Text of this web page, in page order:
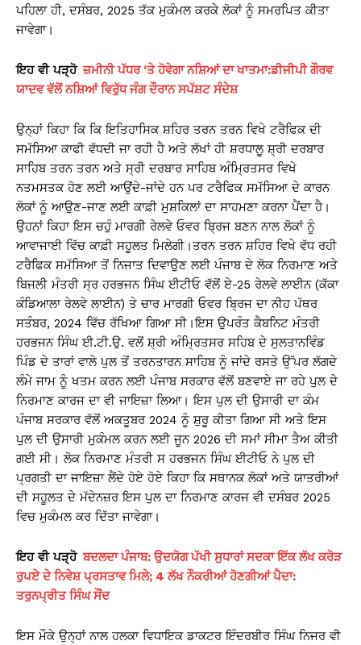
ਪਹਿਲਾ ਹੀ, ਦਸੰਬਰ, 2025 ਤੱਕ ਮੁਕੰਮਲ ਕਰਕੇ ਲੋਕਾਂ ਨੂੰ ਸਮਰਪਿਤ ਕੀਤਾ
ਜਾਵੇਗਾ।
ਇਹ ਵੀ ਪੜ੍ਹੋ ਜ਼ਮੀਨੀ ਪੱਧਰ ‘ਤੇ ਹੋਵੇਗਾ ਨਸ਼ਿਆਂ ਦਾ ਖਾਤਮਾ:ਡੀਜੀਪੀ ਗੌਰਵ
ਯਾਦਵ ਵੱਲੋਂ ਨਸ਼ਿਆਂ ਵਿਰੁੱਧ ਜੰਗ ਦੌਰਾਨ ਸਪੱਸ਼ਟ ਸੰਦੇਸ਼
ਉਨ੍ਹਾਂ ਕਿਹਾ ਕਿ ਕਿ ਇਤਿਹਾਸਿਕ ਸ਼ਹਿਰ ਤਰਨ ਤਰਨ ਵਿਖੇ ਟਰੈਫਿਕ ਦੀ
ਸਮੱਸਿਆ ਕਾਫੀ ਵੱਧਦੀ ਜਾ ਰਹੀ ਹੈ ਅਤੇ ਲੱਖਾਂ ਹੀ ਸ਼ਰਧਾਲੂ ਸ਼੍ਰੀ ਦਰਬਾਰ
ਸਾਹਿਬ ਤਰਨ ਤਰਨ ਅਤੇ ਸ੍ਰੀ ਦਰਬਾਰ ਸਾਹਿਬ ਅੰਮ੍ਰਿਤਸਰ ਵਿਖੇ
ਨਤਮਸਤਕ ਹੋਣ ਲਈ ਆਉਂਦੇ-ਜਾਂਦੇ ਹਨ ਪਰ ਟਰੈਫਿਕ ਸਮੱਸਿਆ ਦੇ ਕਾਰਨ
ਲੋਕਾਂ ਨੂੰ ਆਉਣ-ਜਾਣ ਲਈ ਕਾਫ਼ੀ ਮੁਸ਼ਕਿਲਾਂ ਦਾ ਸਾਹਮਣਾ ਕਰਨਾ ਪੈਂਦਾ ਹੈ।
ਉਹਨਾਂ ਕਿਹਾ ਇਸ ਚਹੁੰ ਮਾਰਗੀ ਰੇਲਵੇ ਓਵਰ ਬ੍ਰਿਜ ਬਣਨ ਨਾਲ ਲੋਕਾਂ ਨੂੰ
ਆਵਾਜਾਈ ਵਿੱਚ ਕਾਫ਼ੀ ਸਹੂਲਤ ਮਿਲੇਗੀ।ਤਰਨ ਤਰਨ ਸ਼ਹਿਰ ਵਿਖੇ ਵੱਧ ਰਹੀ
ਟਰੈਫਿਕ ਸਮੱਸਿਆ ਤੋਂ ਨਿਜਾਤ ਦਿਵਾਉਣ ਲਈ ਪੰਜਾਬ ਦੇ ਲੋਕ ਨਿਰਮਾਣ ਅਤੇ
ਬਿਜਲੀ ਮੰਤਰੀ ਸ੍ਰ ਹਰਭਜਨ ਸਿੰਘ ਈਟੀਓ ਵੱਲੋਂ ਏ-25 ਰੇਲਵੇ ਲਾਈਨ (ਕੱਕਾ
ਕੰਡਿਆਲਾ ਰੇਲਵੇ ਲਾਈਨ) ਤੇ ਚਾਰ ਮਾਰਗੀ ਓਵਰ ਬ੍ਰਿਜ ਦਾ ਨੀਹ ਪੱਥਰ
ਸਤੰਬਰ, 2024 ਵਿੱਚ ਰੱਖਿਆ ਗਿਆ ਸੀ।ਇਸ ਉਪਰੰਤ ਕੈਬਨਿਟ ਮੰਤਰੀ
ਹਰਭਜਨ ਸਿੰਘ ਈ.ਟੀ.ਉ. ਵਲੋਂ ਸ਼੍ਰੀ ਅੰਮ੍ਰਿਤਸਰ ਸਹਿਬ ਦੇ ਸੁਲਤਾਨਵਿੰਡ
ਪਿੰਡ ਦੇ ਤਾਰਾਂ ਵਾਲੇ ਪੁਲ ਤੋਂ ਤਰਨਤਾਰਨ ਸਾਹਿਬ ਨੂੰ ਜਾਂਦੇ ਰਸਤੇ ਉੱਪਰ ਲੱਗਦੇ
ਲੰਮੇ ਜਾਮ ਨੂੰ ਖਤਮ ਕਰਨ ਲਈ ਪੰਜਾਬ ਸਰਕਾਰ ਵੱਲੋਂ ਬਣਵਾਏ ਜਾ ਰਹੇ ਪੁਲ ਦੇ
ਨਿਰਮਾਣ ਕਾਰਜ ਦਾ ਵੀ ਜਾਇਜ਼ਾ ਲਿਆ। ਇਸ ਪੁਲ ਦੀ ਉਸਾਰੀ ਦਾ ਕੰਮ
ਪੰਜਾਬ ਸਰਕਾਰ ਵੱਲੋਂ ਅਕਤੂਬਰ 2024 ਨੂੰ ਸ਼ੁਰੂ ਕੀਤਾ ਗਿਆ ਸੀ ਅਤੇ ਇਸ
ਪੁਲ ਦੀ ਉਸਾਰੀ ਮੁਕੰਮਲ ਕਰਨ ਲਈ ਜੂਨ 2026 ਦੀ ਸਮਾਂ ਸੀਮਾ ਤੈਅ ਕੀਤੀ
ਗਈ ਸੀ। ਲੋਕ ਨਿਰਮਾਣ ਮੰਤਰੀ ਸ ਹਰਭਜਨ ਸਿੰਘ ਈਟੀਓ ਨੇ ਪੁਲ ਦੀ
ਪ੍ਰਗਤੀ ਦਾ ਜਾਇਜ਼ਾ ਲੈਂਦੇ ਹੋਏ ਹੋਏ ਕਿਹਾ ਕਿ ਸਥਾਨਕ ਲੋਕਾਂ ਅਤੇ ਯਾਤਰੀਆਂ
ਦੀ ਸਹੂਲਤ ਦੇ ਮੱਦੇਨਜ਼ਰ ਇਸ ਪੁਲ ਦਾ ਨਿਰਮਾਣ ਕਾਰਜ ਵੀ ਦਸੰਬਰ 2025
ਵਿਚ ਮੁਕੰਮਲ ਕਰ ਦਿੱਤਾ ਜਾਵੇਗਾ।
ਇਹ ਵੀ ਪੜ੍ਹੋ ਬਦਲਦਾ ਪੰਜਾਬ: ਉਦਯੋਗ ਪੱਖੀ ਸੁਧਾਰਾਂ ਸਦਕਾ ਇੱਕ ਲੱਖ ਕਰੋੜ
ਰੁਪਏ ਦੇ ਨਿਵੇਸ਼ ਪ੍ਰਸਤਾਵ ਮਿਲੇ; 4 ਲੱਖ ਨੌਕਰੀਆਂ ਹੋਣਗੀਆਂ ਪੈਦਾ:
ਤਰੁਨਪ੍ਰੀਤ ਸਿੰਘ ਸੌਂਦ
ਇਸ ਮੌਕੇ ਉਨ੍ਹਾਂ ਨਾਲ ਹਲਕਾ ਵਿਧਾਇਕ ਡਾਕਟਰ ਇੰਦਰਬੀਰ ਸਿੰਘ ਨਿਜਰ ਵੀ